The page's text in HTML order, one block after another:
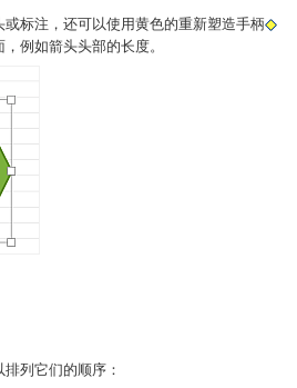
标注，还可以使用黄色的重新塑造手柄
例如箭头头部的长度。
列它们的顺序：